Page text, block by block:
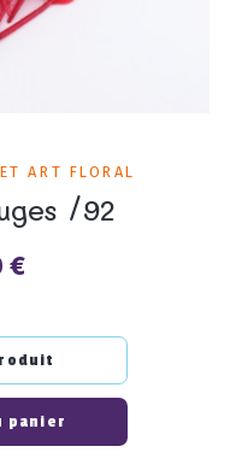
ART FLORAL
/92
€
panier